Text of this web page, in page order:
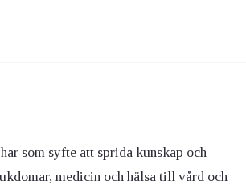
som syfte att sprida kunskap och
medicin och hälsa till vård och